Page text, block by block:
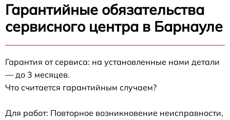
Гарантийные обязательства
сервисного центра в Барнауле
Гарантия от сервиса: на установленные нами детали
— до 3 месяцев.
Что считается гарантийным случаем?
Для работ: Повторное возникновение неисправности,